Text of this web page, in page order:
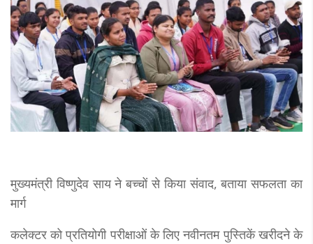
मुख्यमंत्री विष्णुदेव साय ने बच्चों से किया संवाद, बताया सफलता का
मार्ग
कलेक्टर को प्रतियोगी परीक्षाओं के लिए नवीनतम पुस्तिकें खरीदने के